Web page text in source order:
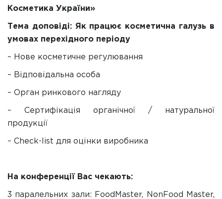
Косметика України»
Тема доповіді: Як працює косметична галузь в
умовах перехідного періоду
– Нове косметичне регулювання
– Відповідальна особа
– Орган ринкового нагляду
– Сертифікація органічної / натуральної
продукції
– Check-list для оцінки виробника
На конференції Вас чекають:
3 паралельних зали: FoodMaster, NonFood Master,